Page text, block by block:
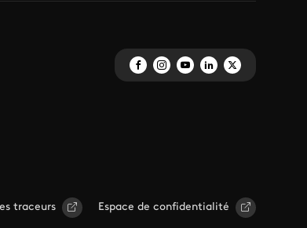
traceurs Espace de confidentialité